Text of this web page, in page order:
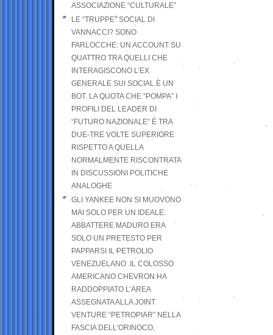
ASSOCIAZIONE “CULTURALE”
LE “TRUPPE” SOCIAL DI
VANNACCI? SONO
FARLOCCHE: UN ACCOUNT SU
QUATTRO TRA QUELLI CHE
INTERAGISCONO L’EX
GENERALE SUI SOCIAL È UN
BOT. LA QUOTA CHE “POMPA” I
PROFILI DEL LEADER DI
“FUTURO NAZIONALE” È TRA
DUE-TRE VOLTE SUPERIORE
RISPETTO A QUELLA
NORMALMENTE RISCONTRATA
IN DISCUSSIONI POLITICHE
ANALOGHE
GLI YANKEE NON SI MUOVONO
MAI SOLO PER UN IDEALE:
ABBATTERE MADURO ERA
SOLO UN PRETESTO PER
PAPPARSI IL PETROLIO
VENEZUELANO .IL COLOSSO
AMERICANO CHEVRON HA
RADDOPPIATO L’AREA
ASSEGNATA ALLA JOINT
VENTURE “PETROPIAR” NELLA
FASCIA DELL’ORINOCO,